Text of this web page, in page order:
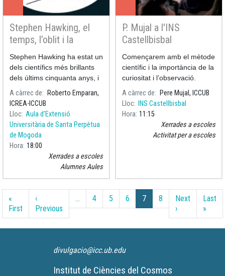
d’exclusió de Pauli.
Finalment, parlarem de les
aplicacions de la física
quàntica en la vida
quotidiana.
d’exclusió de Pauli.
Finalment, parlarem de les
aplicacions de la física
quàntica en la vida
Stephen Hawking, el
temps, l’oblit i la
quàntica en els forats
negres
Stephen Hawking ha estat un
dels científics més brillants
dels últims cinquanta anys, i
un dels éssers humans més
excepcionals que ha vist el
nostre planeta.
A càrrec de
Roberto Emparan,
ICREA-ICCUB
Lloc Aula d'Extensió
Universitària de Santa Perpètua
de Mogoda
Hora 18:00
Xerrades a escoles
Alumnes Aules
P. Mujal a l'INS
Castellbisbal
Començarem amb el mètode
científic i la importància de la
curiositat i l’observació.
Introduiré conceptes
quàntics comparant una
pilota amb una partícula
quàntica. Com les podem
treure d’un pou? Amb quina
parlarem de probabilitat i del
Finalment, parlarem de les
quàntica en la vida
A càrrec de
Pere Mujal, ICCUB
Lloc
INS Castellbisbal
Hora 11:15
Xerrades a escoles
Activitat per a escoles
Paginació
«
FirstPrimera pàgina
‹
Previous Pàgina anterior
… 4 5 6 7 8
Next
›Pàgina següent
Last
»
divulgacio@icc.ub.edu
Institut de Ciències del Cosmos